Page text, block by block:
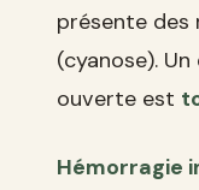
présente des
(cyanose).
ouverte est
Hémorragie